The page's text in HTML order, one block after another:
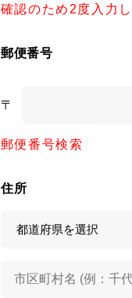
確認のため2度入力
郵便番号
〒
郵便番号検索
住所